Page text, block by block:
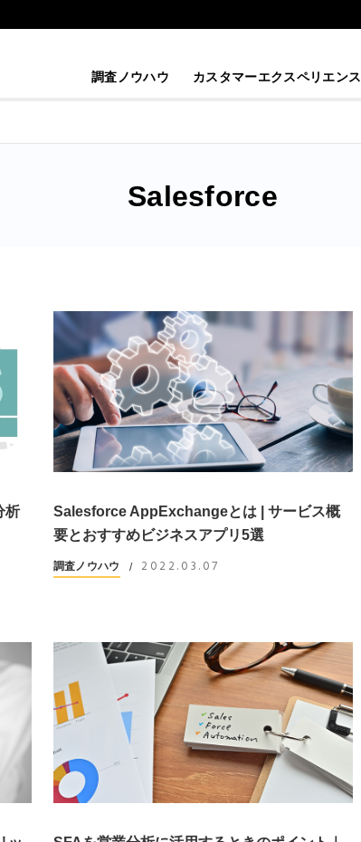
調査ノウハウ カスタマーエクスペリエンス
Salesforce
析
Salesforce AppExchangeとは | サービス概
要とおすすめビジネスアプリ5選
調査ノウハウ / 2022.03.07